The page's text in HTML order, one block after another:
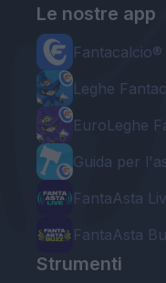
Le nostre app
Leghe
EuroLeghe
Guida per
FantaAsta
FantaAsta
Strumenti